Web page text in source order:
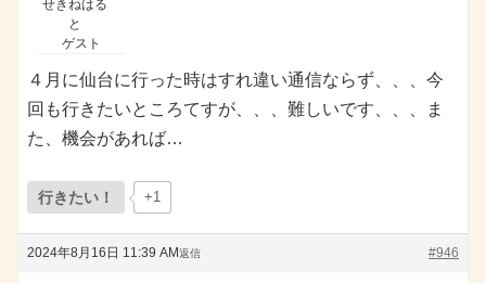
せきねはる
と
ゲスト
４月に仙台に行った時はすれ違い通信ならず、、、今
回も行きたいところてすが、、、難しいです、、、ま
た、機会があれば…
行きたい！ +1
2024年8月16日 11:39 AM #946
返信